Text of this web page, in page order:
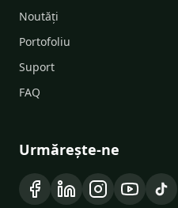
Noutăți
Portofoliu
Suport
FAQ
Urmărește-ne